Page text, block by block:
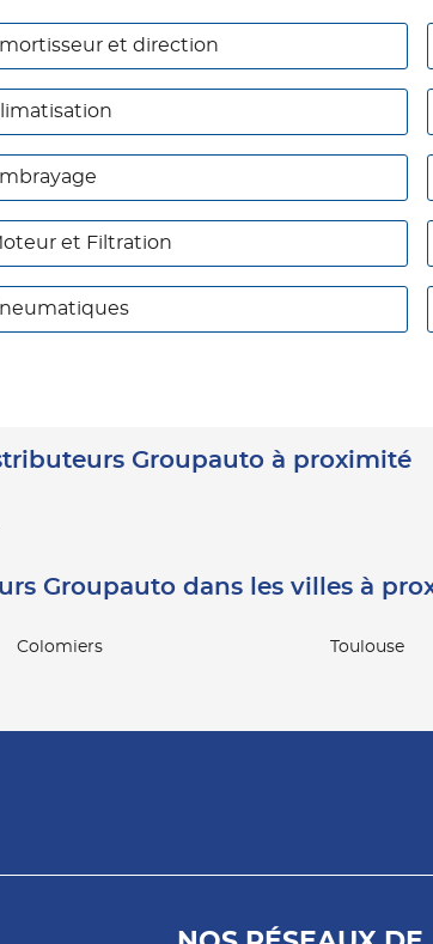
et direction
et Filtration
Groupauto à proximité
Groupauto dans les villes à
Colomiers Toulouse